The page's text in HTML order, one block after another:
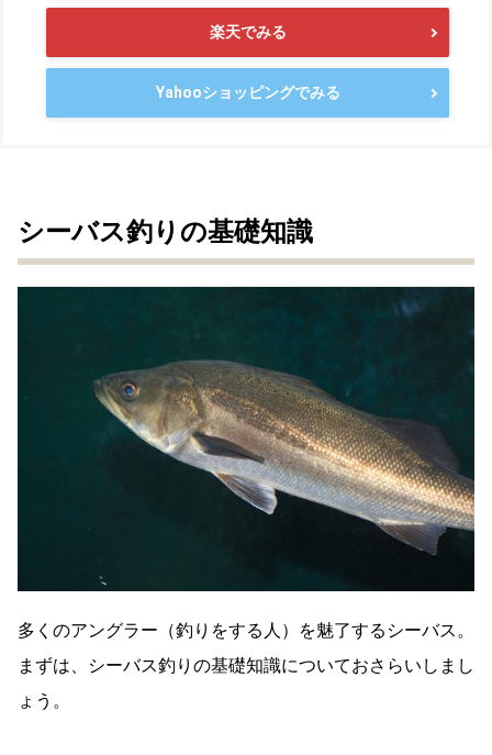
楽天でみる
Yahooショッピングでみる
シーバス釣りの基礎知識
多くのアングラー（釣りをする人）を魅了するシーバス。
まずは、シーバス釣りの基礎知識についておさらいしまし
ょう。